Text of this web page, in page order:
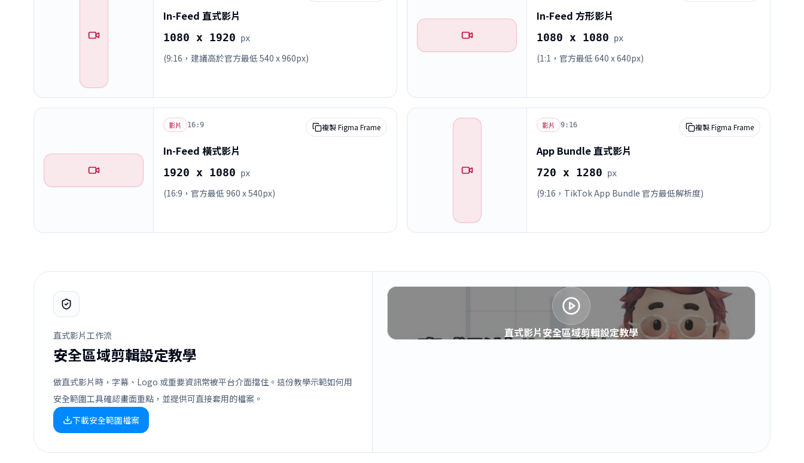
In-Feed 直式影片
1080 x 1920 px
(9:16，建議高於官方最低 540 x 960px)
In-Feed 方形影片
1080 x 1080 px
(1:1，官方最低 640 x 640px)
影片 16:9 複製 Figma Frame
In-Feed 橫式影片
1920 x 1080 px
(16:9，官方最低 960 x 540px)
影片 9:16 複製 Figma Frame
App Bundle 直式影片
720 x 1280 px
(9:16，TikTok App Bundle 官方最低解析度)
直式影片工作流
安全區域剪輯設定教學
做直式影片時，字幕、Logo 或重要資訊常被平台介面擋住。這份教學示範如何用
安全範圍工具確認畫面重點，並提供可直接套用的檔案。
下載安全範圍檔案
直式影片安全區域剪輯設定教學